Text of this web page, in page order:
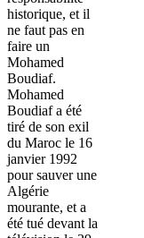
historique, et il
ne faut pas en
faire un
Mohamed
Boudiaf.
Mohamed
Boudiaf a été
tiré de son exil
du Maroc le 16
janvier 1992
pour sauver une
Algérie
mourante, et a
été tué devant la